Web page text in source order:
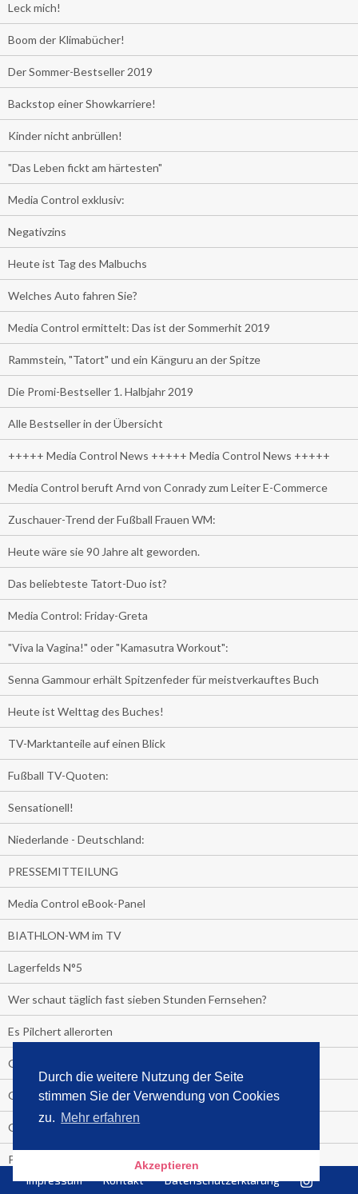
Durch die weitere Nutzung der Seite
stimmen Sie der Verwendung von Cookies
zu. Mehr erfahren
Akzeptieren
Leck mich!
Boom der Klimabücher!
Der Sommer-Bestseller 2019
Backstop einer Showkarriere!
Kinder nicht anbrüllen!
"Das Leben fickt am härtesten"
Media Control exklusiv:
Negativzins
Heute ist Tag des Malbuchs
Welches Auto fahren Sie?
Media Control ermittelt: Das ist der Sommerhit 2019
Rammstein, "Tatort" und ein Känguru an der Spitze
Die Promi-Bestseller 1. Halbjahr 2019
Alle Bestseller in der Übersicht
+++++ Media Control News +++++ Media Control News +++++
Media Control beruft Arnd von Conrady zum Leiter E-Commerce
Zuschauer-Trend der Fußball Frauen WM:
Heute wäre sie 90 Jahre alt geworden.
Das beliebteste Tatort-Duo ist?
Media Control: Friday-Greta
"Viva la Vagina!" oder "Kamasutra Workout":
Senna Gammour erhält Spitzenfeder für meistverkauftes Buch
Heute ist Welttag des Buches!
TV-Marktanteile auf einen Blick
Fußball TV-Quoten:
Sensationell!
Niederlande - Deutschland:
PRESSEMITTEILUNG
Media Control eBook-Panel
BIATHLON-WM im TV
Lagerfelds N°5
Wer schaut täglich fast sieben Stunden Fernsehen?
Es Pilchert allerorten
Geheime Promi-Bücher-Bestenliste
Gratis-E-Book-Aktionen
Gefahr fürs Dschungelcamp!
PRESSEMITTEILUNG
Impressum Kontakt Datenschutzerklärung